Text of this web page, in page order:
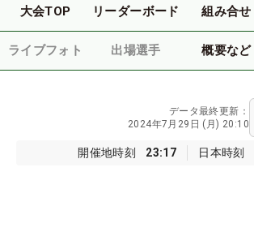
大会TOP リーダーボード 組み合せ
ライブフォト 出場選手 概要など
開催地時刻 23:17 日本時刻
データ最終更新：
2024年7月29日 (月) 20:10